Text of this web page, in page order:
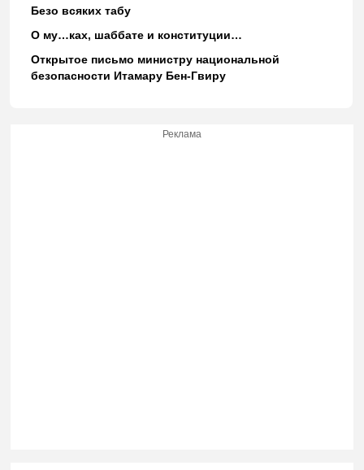
Безо всяких табу
О му…ках, шаббате и конституции…
Открытое письмо министру национальной
безопасности Итамару Бен-Гвиру
Реклама